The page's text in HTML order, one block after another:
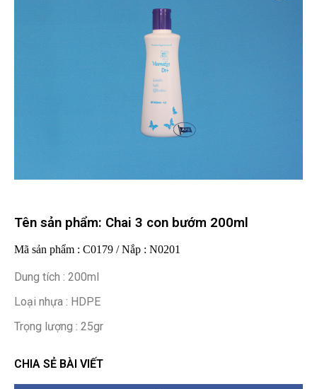
Tên sản phẩm: Chai 3 con bướm 200ml
Mã sản phẩm : C0179 / Nắp : N0201
Dung tích : 200ml
Loại nhựa : HDPE
Trọng lượng : 25gr
CHIA SẺ BÀI VIẾT